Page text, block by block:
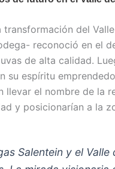
transformación del
reconoció en el
de alta calidad.
su espíritu
el nombre de la
y posicionarían a la
Salentein y el